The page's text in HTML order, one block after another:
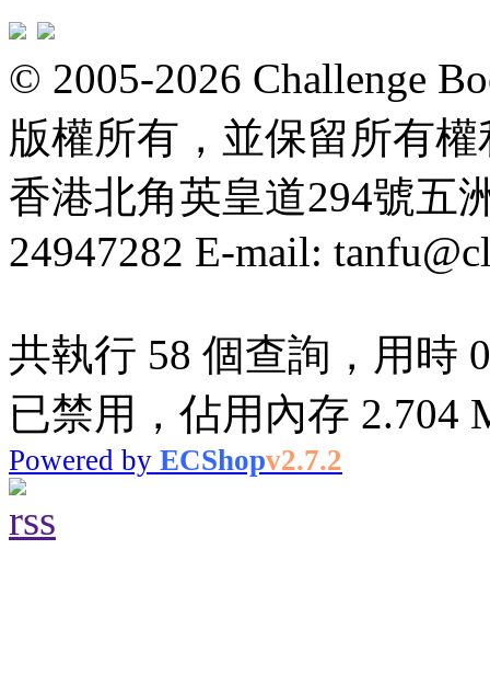
© 2005-2026 Challenge
版權所有，並保留所有權
香港北角英皇道294號五
24947282 E-mail:
共執行 58 個查詢，用時
已禁用，佔用內存 2.704
Powered by ECShopv2.7.2